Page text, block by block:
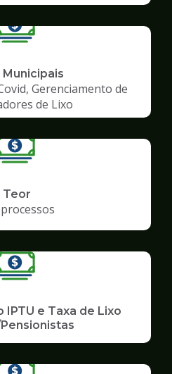
Gerenciamento de
de Lixo
Teor
IPTU e Taxa de Lixo